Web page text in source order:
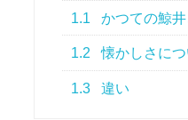
1.1 かつての鯨
1.2 懐かしさにつ
1.3 違い